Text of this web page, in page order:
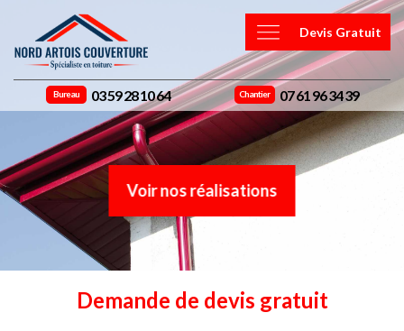
Devis Gratuit
Bureau 03 59 28 10 64 Chantier 07 61 96 34 39
Voir nos réalisations
Demande de devis gratuit